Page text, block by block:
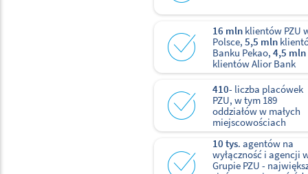
16 mln klientów PZU
Polsce, 5,5 mln
Banku Pekao, 4,5 mln
klientów Alior Bank
410- liczba placówek
PZU, w tym 189
oddziałów w małych
miejscowościach
10 tys. agentów na
wyłączność i agencji
Grupie PZU -